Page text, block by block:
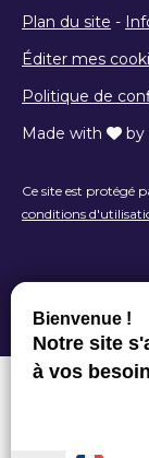
Plan du site -
Éditer mes
Politique de
Made with
by
Ce site est protégé
conditions